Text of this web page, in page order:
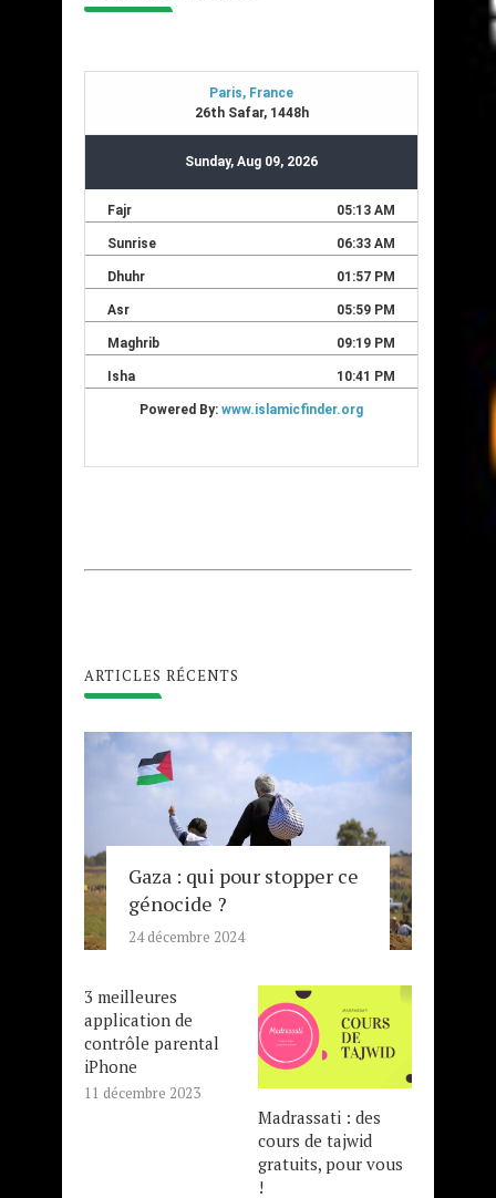
ARTICLES RÉCENTS
Gaza : qui pour stopper ce
génocide ?
24 décembre 2024
3 meilleures
application de
contrôle parental
iPhone
11 décembre 2023
Madrassati : des
cours de tajwid
gratuits, pour vous
!